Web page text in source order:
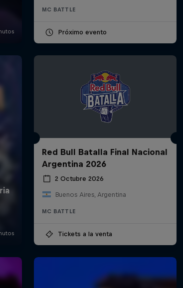
MC BATTLE
Próximo evento
Red Bull Batalla Final Nacional
Argentina 2026
2 Octubre 2026
Buenos Aires, Argentina
MC BATTLE
Tickets a la venta